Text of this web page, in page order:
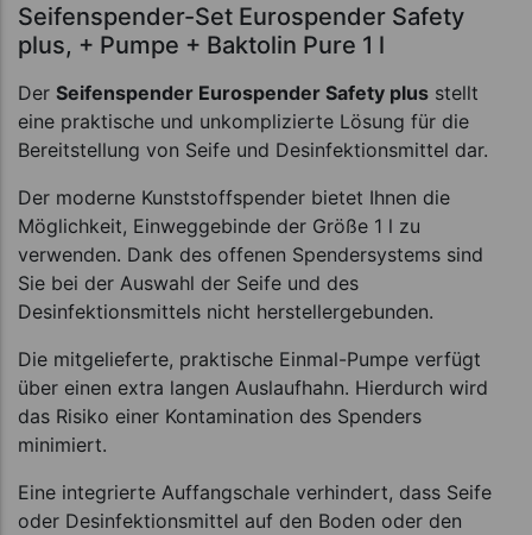
Seifenspender-Set Eurospender Safety
plus, + Pumpe + Baktolin Pure 1 l
Der Seifenspender Eurospender Safety plus stellt
eine praktische und unkomplizierte Lösung für die
Bereitstellung von Seife und Desinfektionsmittel dar.
Der moderne Kunststoffspender bietet Ihnen die
Möglichkeit, Einweggebinde der Größe 1 l zu
verwenden. Dank des offenen Spendersystems sind
Sie bei der Auswahl der Seife und des
Desinfektionsmittels nicht herstellergebunden.
Die mitgelieferte, praktische Einmal-Pumpe verfügt
über einen extra langen Auslaufhahn. Hierdurch wird
das Risiko einer Kontamination des Spenders
minimiert.
Eine integrierte Auffangschale verhindert, dass Seife
oder Desinfektionsmittel auf den Boden oder den